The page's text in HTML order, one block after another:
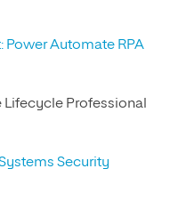
Automate RPA
Professional
Security